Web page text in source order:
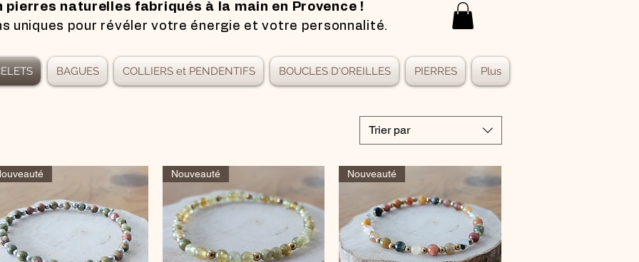
pierres naturelles fabriqués à la main en Provence !
uniques pour révéler votre énergie et votre personnalité.
BAGUES COLLIERS et PENDENTIFS BOUCLES D'OREILLES PIERRES Plus
Trier par
Nouveauté Nouveauté